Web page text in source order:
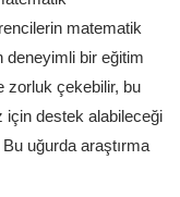
matematik
deneyimli bir eğitim
zorluk çekebilir, bu
için destek alabileceği
uğurda araştırma